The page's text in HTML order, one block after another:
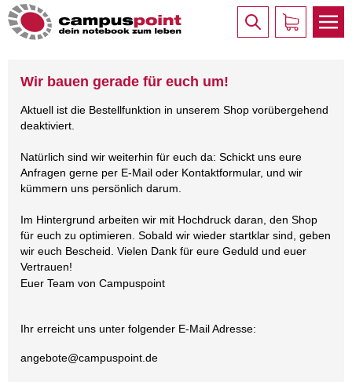
Wir bauen gerade für euch um!
Aktuell ist die Bestellfunktion in unserem Shop vorübergehend
deaktiviert.
Natürlich sind wir weiterhin für euch da: Schickt uns eure
Anfragen gerne per E-Mail oder Kontaktformular, und wir
kümmern uns persönlich darum.
Im Hintergrund arbeiten wir mit Hochdruck daran, den Shop
für euch zu optimieren. Sobald wir wieder startklar sind, geben
wir euch Bescheid. Vielen Dank für eure Geduld und euer
Vertrauen!
Euer Team von Campuspoint
Ihr erreicht uns unter folgender E-Mail Adresse:
angebote@campuspoint.de